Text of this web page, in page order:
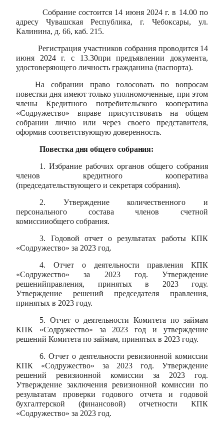
Собрание состоится 14 июня 2024 г. в 14.00 по
адресу Чувашская Республика, г. Чебоксары, ул.
Калинина, д. 66, каб. 215.
Регистрация участников собрания проводится 14
июня 2024 г. с 13.30при предъявлении документа,
удостоверяющего личность гражданина (паспорта).
На собрании право голосовать по вопросам
повестки дня имеют только уполномоченные, при этом
члены Кредитного потребительского кооператива
«Содружество» вправе присутствовать на общем
собрании лично или через своего представителя,
оформив соответствующую доверенность.
Повестка дня общего собрания:
1. Избрание рабочих органов общего собрания
членов кредитного кооператива
(председательствующего и секретаря собрания).
2. Утверждение количественного и
персонального состава членов счетной
комиссииобщего собрания.
3. Годовой отчет о результатах работы КПК
«Содружество» за 2023 год.
4. Отчет о деятельности правления КПК
«Содружество» за 2023 год. Утверждение
решенийправления, принятых в 2023 году.
Утверждение решений председателя правления,
принятых в 2023 году.
5. Отчет о деятельности Комитета по займам
КПК «Содружество» за 2023 год и утверждение
решений Комитета по займам, принятых в 2023 году.
6. Отчет о деятельности ревизионной комиссии
КПК «Содружество» за 2023 год. Утверждение
решений ревизионной комиссии за 2023 год.
Утверждение заключения ревизионной комиссии по
результатам проверки годового отчета и годовой
бухгалтерской (финансовой) отчетности КПК
«Содружество» за 2023 год.